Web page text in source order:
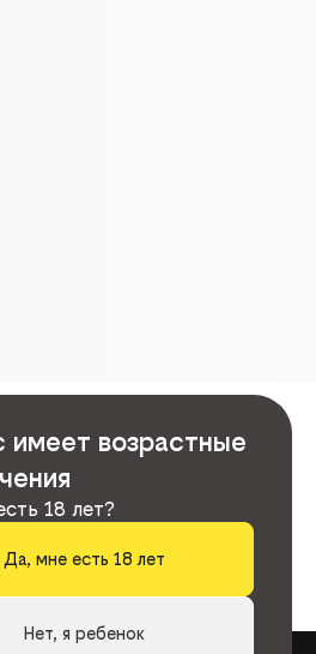
имеет возрастные
18 лет?
Да, мне есть 18 лет
Нет, я ребенок